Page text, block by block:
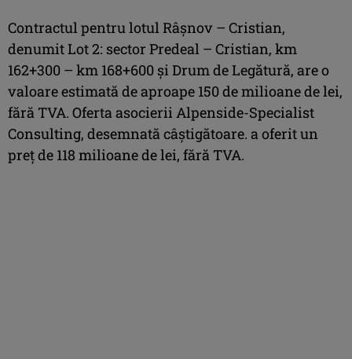
Contractul pentru lotul Râşnov – Cristian,
denumit Lot 2: sector Predeal – Cristian, km
162+300 – km 168+600 şi Drum de Legătură, are o
valoare estimată de aproape 150 de milioane de lei,
fără TVA. Oferta asocierii Alpenside-Specialist
Consulting, desemnată câştigătoare. a oferit un
preţ de 118 milioane de lei, fără TVA.